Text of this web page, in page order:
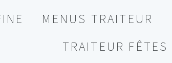
MENUS TRAITEUR
TRAITEUR FÊTES